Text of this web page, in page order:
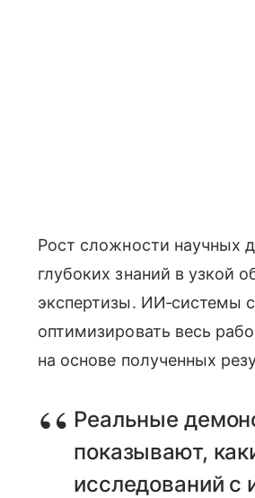
Рост сложности научных
глубоких знаний в узкой
экспертизы. ИИ‑системы
оптимизировать весь
на основе полученных
Реальные
показывают,
исследований с